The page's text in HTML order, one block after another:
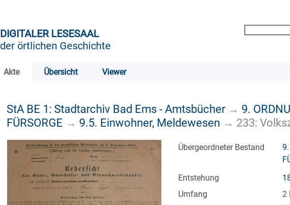
DIGITALER LESESAAL
der örtlichen Geschichte
Akte Übersicht Viewer
StA BE 1: Stadtarchiv Bad Ems - Amtsbücher→ 9.
FÜRSORGE → 9.5. Einwohner, Meldewesen → 233:
Übergeordneter Bestand
Entstehung
Umfang
2